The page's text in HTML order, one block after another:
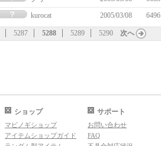
kurocat 2005/03/08 6496
5287 5288 5289 5290 次へ
ショップ
マビノギショップ
アイテムショップガイド
サポート
お問い合わせ
FAQ